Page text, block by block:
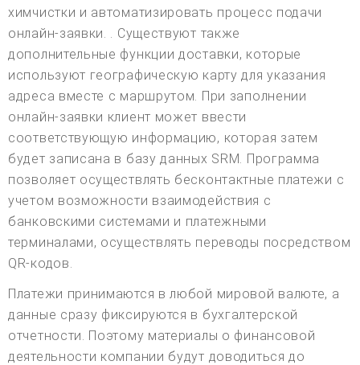
химчистки и автоматизировать процесс подачи
онлайн-заявки. . Существуют также
дополнительные функции доставки, которые
используют географическую карту для указания
адреса вместе с маршрутом. При заполнении
онлайн-заявки клиент может ввести
соответствующую информацию, которая затем
будет записана в базу данных SRM. Программа
позволяет осуществлять бесконтактные платежи с
учетом возможности взаимодействия с
банковскими системами и платежными
терминалами, осуществлять переводы посредством
QR-кодов.
Платежи принимаются в любой мировой валюте, а
данные сразу фиксируются в бухгалтерской
отчетности. Поэтому материалы о финансовой
деятельности компании будут доводиться до